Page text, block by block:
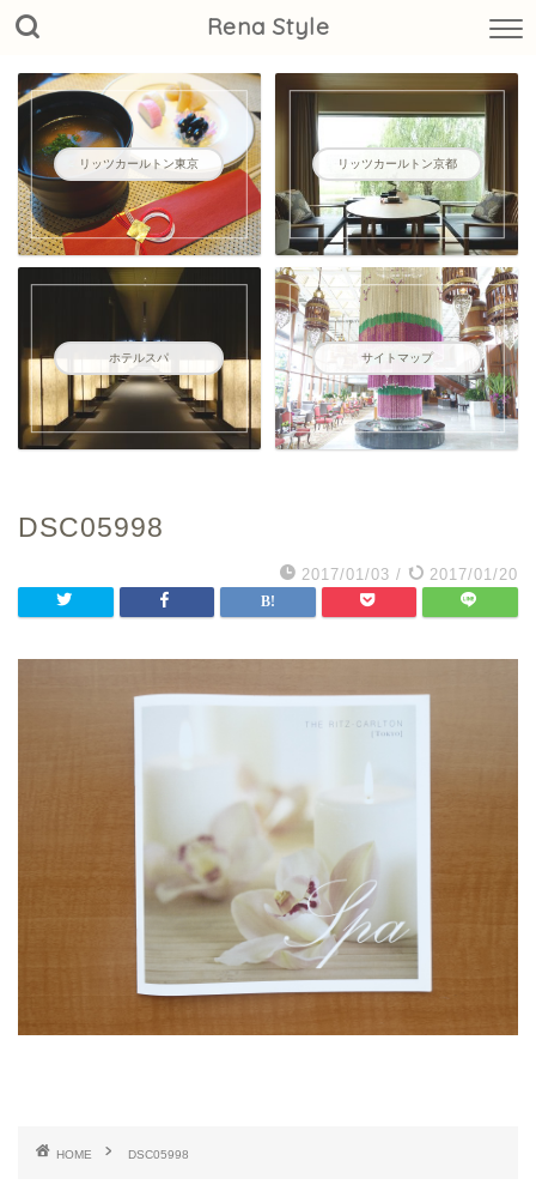
Rena Style
リッツカールトン東京 リッツカールトン京都
ホテルスパ サイトマップ
DSC05998
2017/01/03 / 2017/01/20
HOME DSC05998